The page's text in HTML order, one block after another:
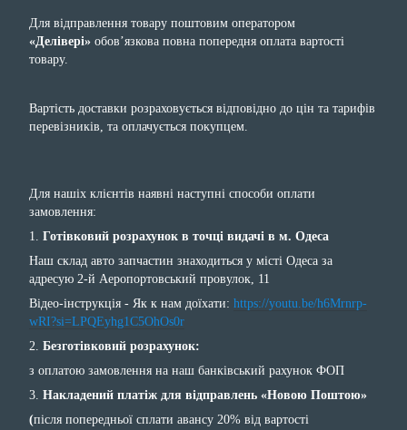
Для відправлення товару поштовим оператором
«Делівері» обов’язкова повна попередня оплата вартості
товару.
Вартість доставки розраховується відповідно до цін та тарифів
перевізників, та оплачується покупцем.
Для нашіх клієнтів наявні наступні способи оплати
замовлення:
1. Готівковий розрахунок в точці видачі в м. Одеса
Наш склад авто запчастин знаходиться у місті Одеса за
адресую 2-й Аеропортовський провулок, 11
Відео-інструкція - Як к нам доїхати: https://youtu.be/h6Mrnrp-
wRI?si=LPQEyhg1C5OhOs0r
2. Безготівковий розрахунок:
з оплатою замовлення на наш банківський рахунок ФОП
3. Накладений платіж для відправлень «Новою Поштою»
(після попередньої сплати авансу 20% від вартості